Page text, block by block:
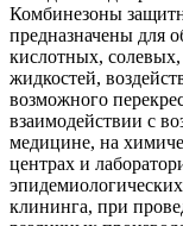
Комбинезоны
предназначены для
кислотных,
жидкостей,
возможного
взаимодействии с
медицине, на
центрах и
клининга, при